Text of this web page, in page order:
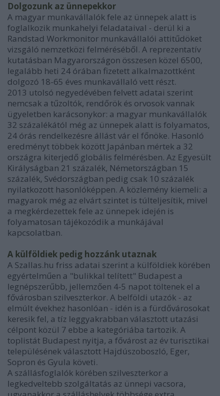
Dolgozunk az ünnepekkor
A magyar munkavállalók fele az ünnepek alatt is
foglalkozik munkahelyi feladataival - derül ki a
Randstad Workmonitor munkavállalói attitűdöket
vizsgáló nemzetközi felméréséből. A reprezentatív
kutatásban Magyarországon összesen közel 6500,
legalább heti 24 órában fizetett alkalmazottként
dolgozó 18-65 éves munkavállaló vett részt.
2013 utolsó negyedévében felvett adatai szerint
nemcsak a tűzoltók, rendőrök és orvosok vannak
ügyeletben karácsonykor: a magyar munkavállalók
32 százalékától még az ünnepek alatt is folyamatos,
24 órás rendelkezésre állást vár el főnöke. Hasonló
eredményt többek között Japánban mértek a 32
országra kiterjedő globális felmérésben. Az Egyesült
Királyságban 21 százalék, Németországban 15
százalék, Svédországban pedig csak 10 százalék
nyilatkozott hasonlóképpen. A közlemény kiemeli: a
magyarok még az elvárt szintet is túlteljesítik, mivel
a megkérdezettek fele az ünnepek idején is
folyamatosan tájékozódik a munkájával
kapcsolatban.
A külföldiek pedig hozzánk utaznak
A Szallas.hu friss adatai szerint a külföldiek körében
egyértelműen a "bulikkal telített" Budapest a
legnépszerűbb, jellemzően 4-5 napot töltenek el a
fővárosban szilveszterkor. A belföldi utazók - az
elmúlt évekhez hasonlóan - idén is a fürdővárosokat
keresik fel, a tíz leggyakrabban választott utazási
célpont közül 7 ebbe a kategóriába tartozik. A
toplistát Budapest nyitja, a fővárost az év turisztikai
településének választott Hajdúszoboszló, Eger,
Sopron és Gyula követi.
A szállásfoglalók körében szilveszterkor a
legkedveltebb szolgáltatás az ünnepi vacsora,